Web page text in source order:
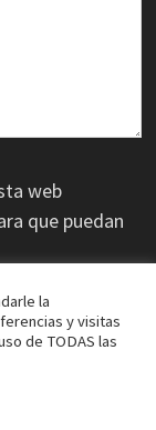
web
que puedan
la
y visitas
de TODAS las